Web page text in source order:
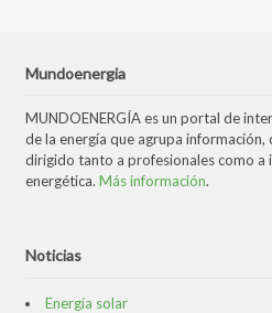
Mundoenergia
MUNDOENERGÍA es un portal de
de la energía que agrupa
dirigido tanto a profesionales como a
energética. Más información.
Noticias
Energía solar